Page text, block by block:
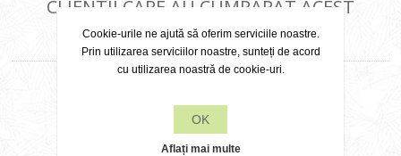
CLIENTII CARE AU CUMPARAT ACEST
PRODUS AU MAI ACHIZITIONAT SI
Cookie-urile ne ajută să oferim serviciile noastre.
Prin utilizarea serviciilor noastre, sunteți de acord
cu utilizarea noastră de cookie-uri.
OK
Aflați mai multe